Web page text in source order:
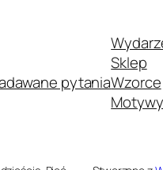
pytania
Sklep
Wzorce
Motywy